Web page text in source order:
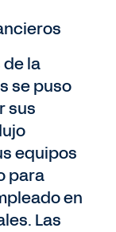
la
se puso
sus
equipos
para
en
Las